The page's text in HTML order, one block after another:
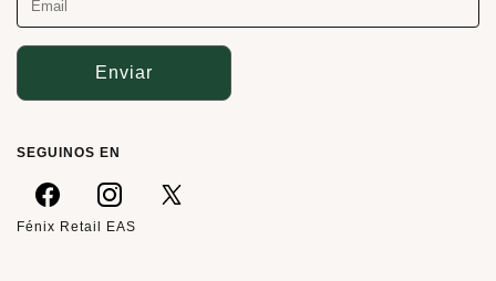
Enviar
SEGUINOS EN
Fénix Retail EAS